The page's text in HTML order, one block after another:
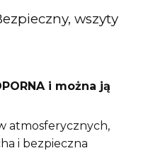
wszyty
i można ją
atmosferycznych,
i bezpieczna